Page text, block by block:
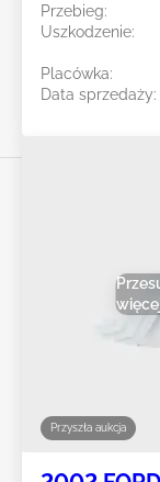
Przebieg:
Uszkodzenie:
Placówka:
Data sprzedaży:
Przyszła aukcja